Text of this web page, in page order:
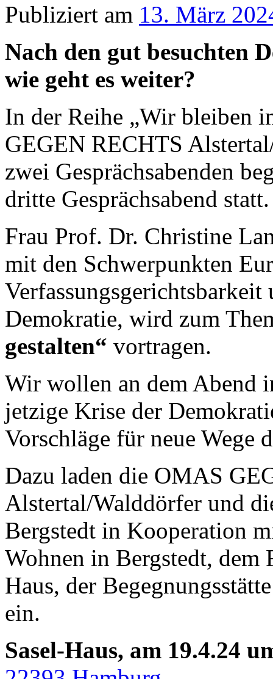
Publiziert am 13. März
Nach den gut besuchten
wie geht es weiter?
In der Reihe „Wir bleiben
GEGEN RECHTS
zwei Gesprächsabenden
dritte Gesprächsabend statt.
Frau Prof. Dr. Christine
mit den Schwerpunkten
Demokratie, wird zum
gestalten“ vortragen.
Wir wollen an dem Abend
jetzige Krise der
Vorschläge für neue Wege
Dazu laden die OMAS
Alstertal/Walddörfer und
Bergstedt in Kooperation
Wohnen in Bergstedt, dem
Haus, der
ein.
Sasel-Haus, am 19.4.24